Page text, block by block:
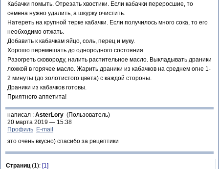
Кабачки помыть. Отрезать хвостики. Если кабачки переросшие, то
семена нужно удалить, а шкурку очистить.
Натереть на крупной терке кабачки. Если получилось много сока, то его
необходимо отжать.
Добавить к кабачкам яйцо, соль, перец и муку.
Хорошо перемешать до однородного состояния.
Разогреть сковороду, налить растительное масло. Выкладывать драники
ложкой в горячее масло. Жарить драники из кабачков на среднем огне 1-
2 минуты (до золотистого цвета) с каждой стороны.
Драники из кабачков готовы.
Приятного аппетита!
написал : AsterLory (Пользователь)
20 марта 2019 — 15:38
Профиль E-mail
это очень вкусно) спасибо за рецептики
Страниц(1): [1]